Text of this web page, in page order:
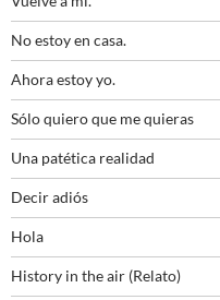
No estoy en casa.
Ahora estoy yo.
Sólo quiero que me quieras
Una patética realidad
Decir adiós
Hola
History in the air (Relato)